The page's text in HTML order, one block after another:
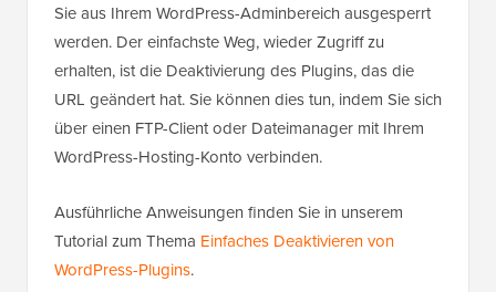
Sie aus Ihrem WordPress-Adminbereich ausgesperrt
werden. Der einfachste Weg, wieder Zugriff zu
erhalten, ist die Deaktivierung des Plugins, das die
URL geändert hat. Sie können dies tun, indem Sie sich
über einen FTP-Client oder Dateimanager mit Ihrem
WordPress-Hosting-Konto verbinden.
Ausführliche Anweisungen finden Sie in unserem
Tutorial zum Thema Einfaches Deaktivieren von
WordPress-Plugins.